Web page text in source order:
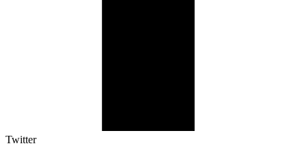
Twitter